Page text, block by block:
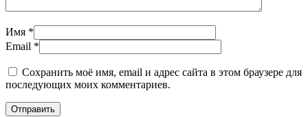
Имя *
Email *
Сохранить моё имя, email и адрес сайта в этом браузере для
последующих моих комментариев.
Отправить